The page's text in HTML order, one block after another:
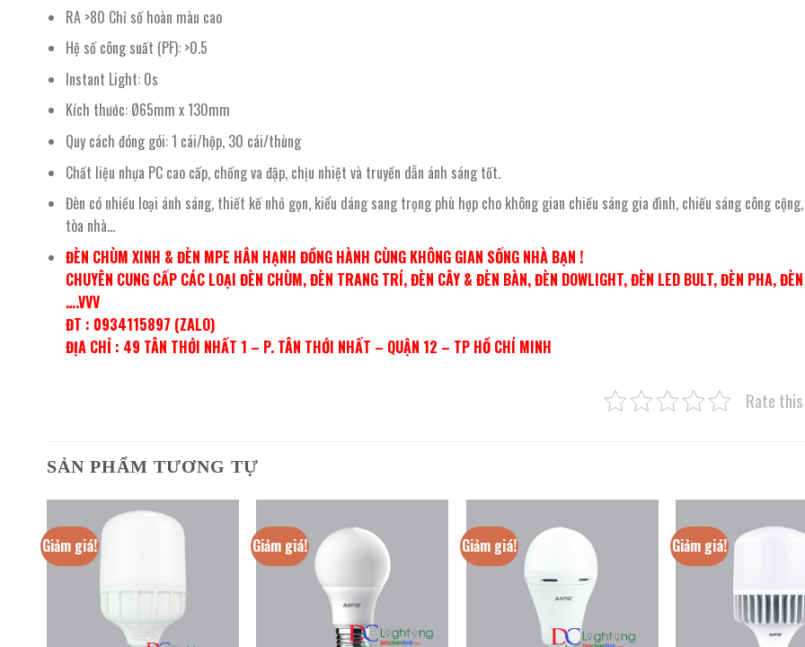
RA >80 Chỉ số hoàn màu cao
Hệ số công suất (PF): >0.5
Instant Light: 0s
Kích thước: Ø65mm x 130mm
Quy cách đóng gói: 1 cái/hộp, 30 cái/thùng
Chất liệu nhựa PC cao cấp, chống va đập, chịu nhiệt và truyền dẫn ánh sáng tốt.
Đèn có nhiều loại ánh sáng, thiết kế nhỏ gọn, kiểu dáng sang trọng phù hợp cho không gian chiếu sáng gia đình, chiếu sáng công
tòa nhà…
ĐÈN CHÙM XINH & ĐÈN MPE HÂN HẠNH ĐỒNG HÀNH CÙNG KHÔNG GIAN SỐNG NHÀ BẠN !
CHUYÊN CUNG CẤP CÁC LOẠI ĐÈN CHÙM, ĐÈN TRANG TRÍ, ĐÈN CÂY & ĐÈN BÀN, ĐÈN DOWLIGHT, ĐÈN LED BULT, ĐÈN PHA,
….VVV
ĐT : 0934115897 (ZALO)
ĐỊA CHỈ : 49 TÂN THỚI NHẤT 1 – P. TÂN THỚI NHẤT – QUẬN 12 – TP HỒ CHÍ MINH
Rate
SẢN PHẨM TƯƠNG TỰ
Giảm giá! Giảm giá! Giảm giá! Giảm giá!